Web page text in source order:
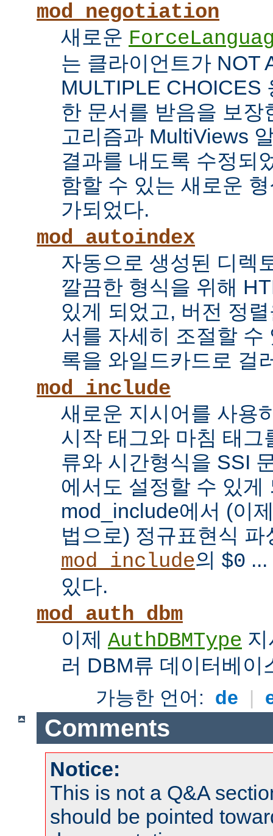
mod_negotiation
새로운
는 클라이언트가 NOT
MULTIPLE CHOICES
한 문서를 받음을 보장
고리즘과 MultiViews
결과를 내도록 수정되
함할 수 있는 새로운
가되었다.
mod_autoindex
자동으로 생성된 디렉
깔끔한 형식을 위해
있게 되었고, 버전 정
서를 자세히 조절할 수
록을 와일드카드로 걸
mod_include
새로운 지시어를 사용
시작 태그와 마침 태그
류와 시간형식을 SSI
에서도 설정할 수 있게
mod_include에서 (이
법으로) 정규표현식
mod_include의 $0 ...
있다.
mod_auth_dbm
이제 AuthDBMType
러 DBM류 데이터베이
가능한 언어: de |
Comments
Notice:
This is not a Q&A
should be pointed